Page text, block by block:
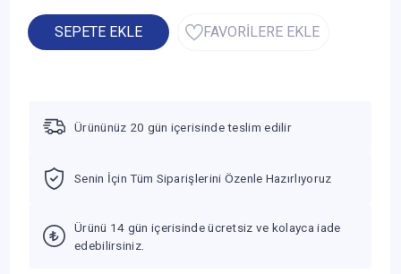
SEPETE EKLE FAVORİLERE EKLE
Ürününüz 20 gün içerisinde teslim edilir
Senin İçin Tüm Siparişlerini Özenle Hazırlıyoruz
Ürünü 14 gün içerisinde ücretsiz ve kolayca iade
edebilirsiniz.